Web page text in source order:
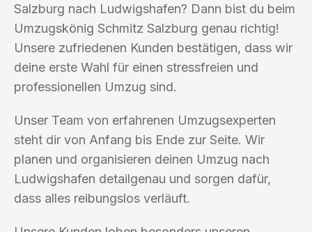
Salzburg nach Ludwigshafen? Dann bist du beim
Umzugskönig Schmitz Salzburg genau richtig!
Unsere zufriedenen Kunden bestätigen, dass wir
deine erste Wahl für einen stressfreien und
professionellen Umzug sind.
Unser Team von erfahrenen Umzugsexperten
steht dir von Anfang bis Ende zur Seite. Wir
planen und organisieren deinen Umzug nach
Ludwigshafen detailgenau und sorgen dafür,
dass alles reibungslos verläuft.